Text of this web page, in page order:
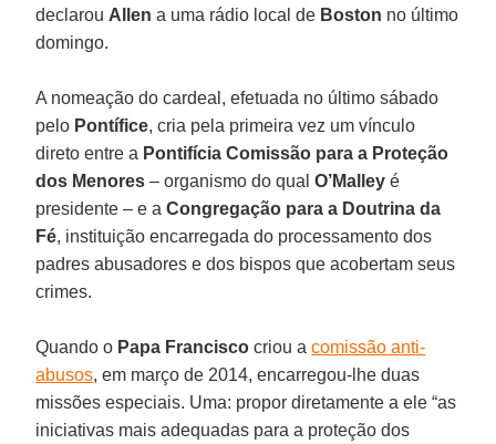
declarou Allen a uma rádio local de Boston no último
domingo.
A nomeação do cardeal, efetuada no último sábado
pelo Pontífice, cria pela primeira vez um vínculo
direto entre a Pontifícia Comissão para a Proteção
dos Menores – organismo do qualO’Malley é
presidente – e aCongregação para a Doutrina da
Fé, instituição encarregada do processamento dos
padres abusadores e dos bispos que acobertam seus
crimes.
Quando o Papa Francisco criou acomissão anti-
abusos, em março de 2014, encarregou-lhe duas
missões especiais. Uma: propor diretamente a ele “as
iniciativas mais adequadas para a proteção dos